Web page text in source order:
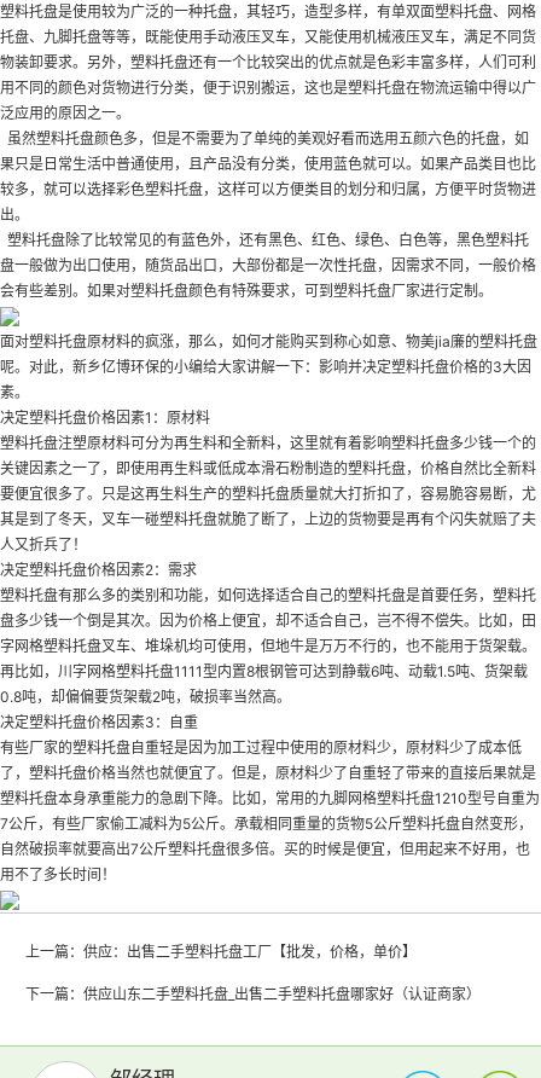
塑料托盘是使用较为广泛的一种托盘，其轻巧，造型多样，有单双面塑料托盘、网格
托盘、九脚托盘等等，既能使用手动液压叉车，又能使用机械液压叉车，满足不同货
物装卸要求。另外，塑料托盘还有一个比较突出的优点就是色彩丰富多样，人们可利
用不同的颜色对货物进行分类，便于识别搬运，这也是塑料托盘在物流运输中得以广
泛应用的原因之一。
虽然塑料托盘颜色多，但是不需要为了单纯的美观好看而选用五颜六色的托盘，如
果只是日常生活中普通使用，且产品没有分类，使用蓝色就可以。如果产品类目也比
较多，就可以选择彩色塑料托盘，这样可以方便类目的划分和归属，方便平时货物进
出。
塑料托盘除了比较常见的有蓝色外，还有黑色、红色、绿色、白色等，黑色塑料托
盘一般做为出口使用，随货品出口，大部份都是一次性托盘，因需求不同，一般价格
会有些差别。如果对塑料托盘颜色有特殊要求，可到塑料托盘厂家进行定制。
面对塑料托盘原材料的疯涨，那么，如何才能购买到称心如意、物美jia廉的塑料托盘
呢。对此，新乡亿博环保的小编给大家讲解一下：影响并决定塑料托盘价格的3大因
素。
决定塑料托盘价格因素1：原材料
塑料托盘注塑原材料可分为再生料和全新料，这里就有着影响塑料托盘多少钱一个的
关键因素之一了，即使用再生料或低成本滑石粉制造的塑料托盘，价格自然比全新料
要便宜很多了。只是这再生料生产的塑料托盘质量就大打折扣了，容易脆容易断，尤
其是到了冬天，叉车一碰塑料托盘就脆了断了，上边的货物要是再有个闪失就赔了夫
人又折兵了！
决定塑料托盘价格因素2：需求
塑料托盘有那么多的类别和功能，如何选择适合自己的塑料托盘是首要任务，塑料托
盘多少钱一个倒是其次。因为价格上便宜，却不适合自己，岂不得不偿失。比如，田
字网格塑料托盘叉车、堆垛机均可使用，但地牛是万万不行的，也不能用于货架载。
再比如，川字网格塑料托盘1111型内置8根钢管可达到静载6吨、动载1.5吨、货架载
0.8吨，却偏偏要货架载2吨，破损率当然高。
决定塑料托盘价格因素3：自重
有些厂家的塑料托盘自重轻是因为加工过程中使用的原材料少，原材料少了成本低
了，塑料托盘价格当然也就便宜了。但是，原材料少了自重轻了带来的直接后果就是
塑料托盘本身承重能力的急剧下降。比如，常用的九脚网格塑料托盘1210型号自重为
7公斤，有些厂家偷工减料为5公斤。承载相同重量的货物5公斤塑料托盘自然变形，
自然破损率就要高出7公斤塑料托盘很多倍。买的时候是便宜，但用起来不好用，也
用不了多长时间！
上一篇： 供应：出售二手塑料托盘工厂【批发，价格，单价】
下一篇： 供应山东二手塑料托盘_出售二手塑料托盘哪家好（认证商家）